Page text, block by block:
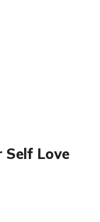
Self Love